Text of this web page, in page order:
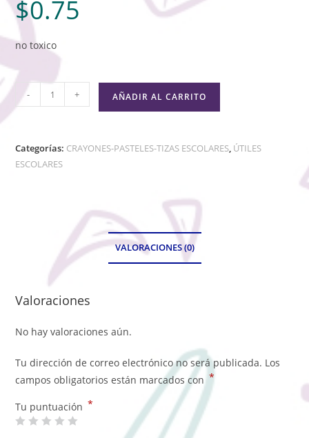
$0.75
no toxico
- + AÑADIR AL CARRITO
Categorías: CRAYONES-PASTELES-TIZAS ESCOLARES, ÚTILES
ESCOLARES
VALORACIONES (0)
Valoraciones
No hay valoraciones aún.
Tu dirección de correo electrónico no será publicada. Los
campos obligatorios están marcados con *
Tu puntuación *